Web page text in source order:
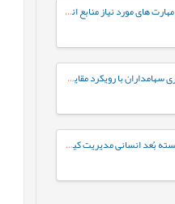
ارائه مدلی جهت تجزیه و تحلیل مهارت های مورد نیاز منابع انسانی نسل چهارم در محیط فازی
طراحی و تبیین مدل تصمیم گیری سهامداران با رویکرد مقایسه ای مالی کلاسیک و مالی رفتاری در بازار سرمایه
تحلیل پدیدارشناختی تجربه زیسته بُعد انسانی مدیریت کیفیت